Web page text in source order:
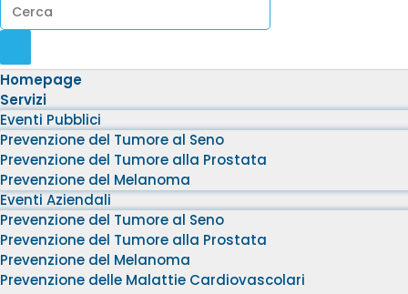
Homepage
Servizi
Eventi Pubblici
Prevenzione del Tumore al Seno
Prevenzione del Tumore alla Prostata
Prevenzione del Melanoma
Eventi Aziendali
Prevenzione del Tumore al Seno
Prevenzione del Tumore alla Prostata
Prevenzione del Melanoma
Prevenzione delle Malattie Cardiovascolari